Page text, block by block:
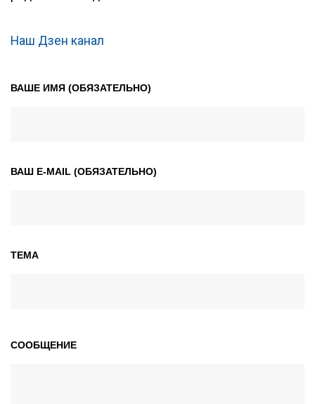
Наш Дзен канал
ВАШЕ ИМЯ (ОБЯЗАТЕЛЬНО)
ВАШ E-MAIL (ОБЯЗАТЕЛЬНО)
ТЕМА
СООБЩЕНИЕ